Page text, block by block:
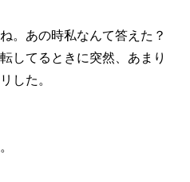
。あの時私なんて答えた？
してるときに突然、あまり
した。